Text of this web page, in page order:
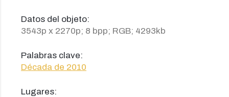
Datos del objeto:
3543p x 2270p; 8 bpp; RGB; 4293kb
Palabras clave:
Década de 2010
Lugares: